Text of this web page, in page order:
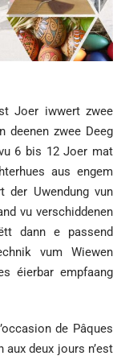
Joer iwwert zwee
deenen zwee Deeg
6 bis 12 Joer mat
aus engem
der Uwendung vun
vu verschiddenen
dann e passend
vum Wiewen
éierbar empfaang
de Pâques
deux jours n’est